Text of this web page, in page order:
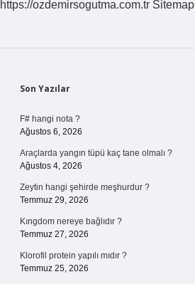
https://ozdemirsogutma.com.tr Sitemap
Sidebar
Son Yazılar
F# hangi nota ?
Ağustos 6, 2026
Araçlarda yangın tüpü kaç tane olmalı ?
Ağustos 4, 2026
Zeytin hangi şehirde meşhurdur ?
Temmuz 29, 2026
Kıngdom nereye bağlıdır ?
Temmuz 27, 2026
Klorofil protein yapılı mıdır ?
Temmuz 25, 2026